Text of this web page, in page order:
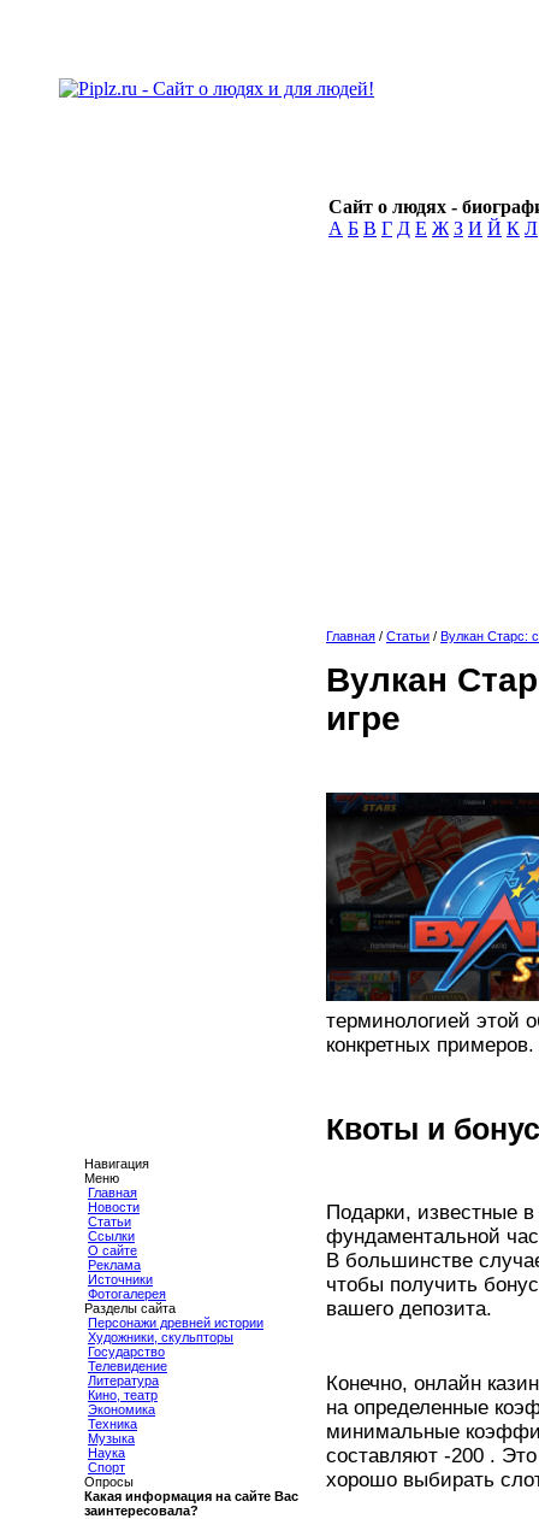
Сайт о людях -
А Б В Г Д Е Ж З И Й К Л
Навигация
Меню
Главная
Новости
Статьи
Ссылки
О сайте
Реклама
Источники
Фотогалерея
Разделы сайта
Персонажи древней истории
Художники, скульпторы
Государство
Телевидение
Литература
Кино, театр
Экономика
Техника
Музыка
Наука
Спорт
Опросы
Какая информация на сайте Вас
заинтересовала?
Главная / Статьи / Вулкан Старс: с
Вулкан
игре
терминологией этой
конкретных примеров.
Квоты и
Подарки, известные в
фундаментальной
В большинстве
чтобы получить
вашего депозита.
Конечно, онлайн
на определенные
минимальные
составляют -200 .
хорошо выбирать